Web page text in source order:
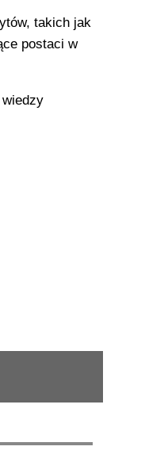
takich jak
postaci w